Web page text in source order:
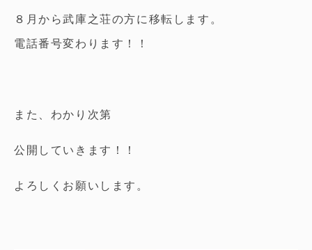
８月から武庫之荘の方に移転します。
電話番号変わります！！
また、わかり次第
公開していきます！！
よろしくお願いします。